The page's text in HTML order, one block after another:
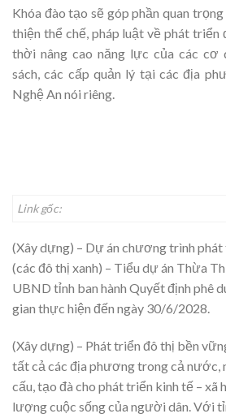
Khóa đào tạo sẽ góp phần quan
thiện thể chế, pháp luật về phát triển
thời nâng cao năng lực của các cơ
sách, các cấp quản lý tại các địa
Nghệ An nói riêng.
Link gốc:
(Xây dựng) – Dự án chương trình
(các đô thị xanh) – Tiểu dự án Thừa
UBND tỉnh ban hành Quyết định phê
gian thực hiện đến ngày 30/6/2028.
(Xây dựng) – Phát triển đô thị bền
tất cả các địa phương trong cả nước,
cấu, tạo đà cho phát triển kinh tế – xã
lượng cuộc sống của người dân. Với